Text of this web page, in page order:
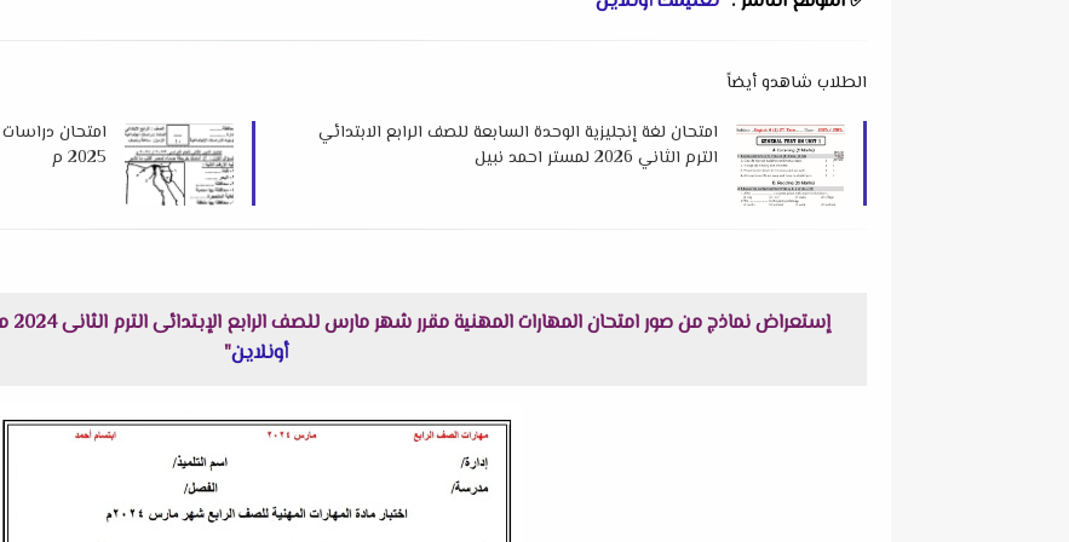
الطلاب شاهدو أيضاً
امتحان لغة إنجليزية الوحدة السابعة للصف الرابع الابتدائي
الترم الثاني 2026 لمستر احمد نبيل
امتحان دراسات
2025 م
إستعراض نماذج من صور امتحان المهارات المهنية مقرر شهر مارس للصف الرابع الإبتدائى الترم الثانى 2024 مس ابتسام احمد هنا عبر موقعنا "
أونلاين"